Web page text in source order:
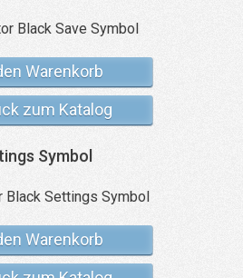
Warenkorb
zum Katalog
Symbol
Warenkorb